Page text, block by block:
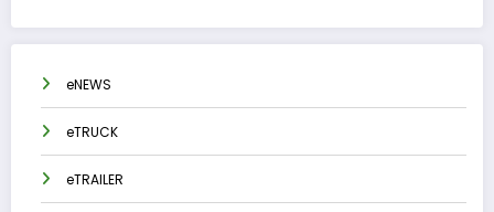
eNEWS
eTRUCK
eTRAILER